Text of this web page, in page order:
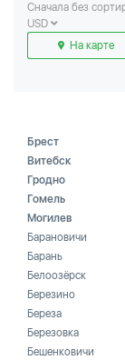
Сначала без
USD
На карте
Брест
Витебск
Гродно
Гомель
Могилев
Барановичи
Барань
Белоозёрск
Березино
Береза
Березовка
Бешенковичи